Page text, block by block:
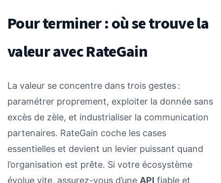
Pour terminer : où se trouve la
valeur avec RateGain
La valeur se concentre dans trois gestes :
paramétrer proprement, exploiter la donnée sans
excès de zèle, et industrialiser la communication
partenaires. RateGain coche les cases
essentielles et devient un levier puissant quand
l’organisation est prête. Si votre écosystème
évolue vite, assurez-vous d’une API fiable et